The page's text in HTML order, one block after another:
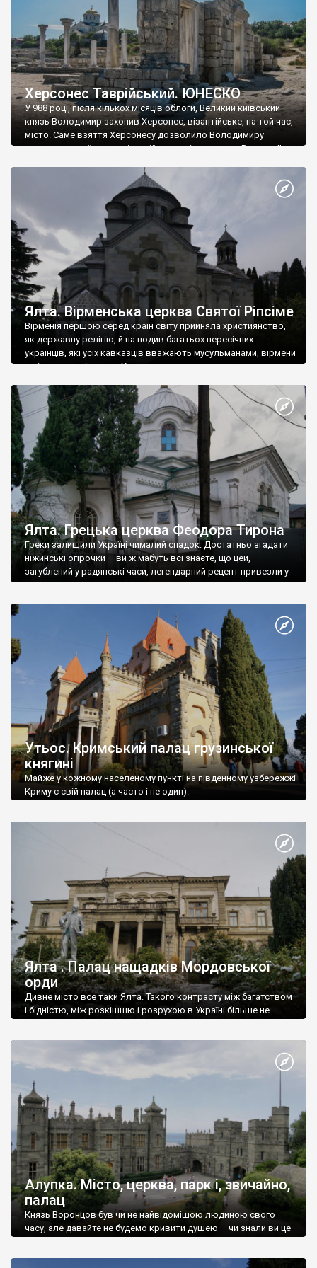
Херсонес Таврійський. ЮНЕСКО
У 988 році, після кількох місяців облоги, Великий київський
князь Володимир захопив Херсонес, візантійське, на той час,
місто. Саме взяття Херсонесу дозволило Володимиру
диктувати свої умови візантійському імператору Василю ІІ, та
Херсонесі Володимир-язичник, став Василем-християнином.
А потім було Хрещення Русі. На честь Херсонесу Таврійського
Ялта. Вірменська церква Святої Ріпсіме
Вірменія першою серед країн світу прийняла християнство,
як державну релігію, й на подив багатьох пересічних
українців, які усіх кавказців вважають мусульманами, вірмени
є відданими вірянами Христа
Ялта. Грецька церква Феодора Тирона
Греки залишили Україні чималий спадок. Достатньо згадати
ніжинські огірочки – ви ж мабуть всі знаєте, що цей,
загублений у радянські часи, легендарний рецепт привезли у
Ніжин греки?
Утьос. Кримський палац грузинської
княгині
Майже у кожному населеному пункті на південному узбережжі
Криму є свій палац (а часто і не один).
Ялта . Палац нащадків Мордовської
орди
Дивне місто все таки Ялта. Такого контрасту між багатством
і бідністю, між розкішшю і розрухою в Україні більше не
Алупка. Місто, церква, парк і, звичайно,
палац
Князь Воронцов був чи не найвідомішою людиною свого
часу, але давайте не будемо кривити душею – чи знали ви це